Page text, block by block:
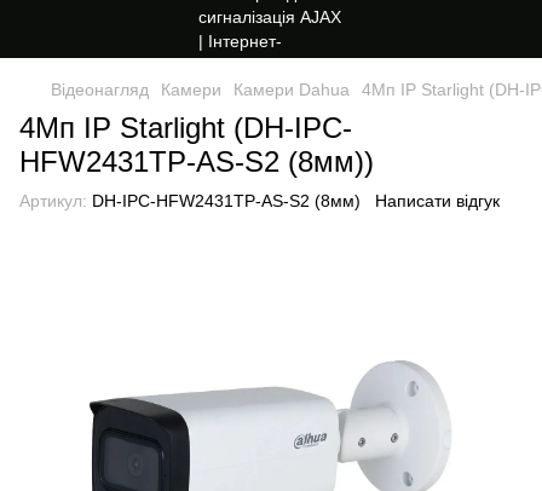
Відеонагляд Камери Камери Dahua 4Mп IP Starlight (DH-
4Mп IP Starlight (DH-IPC-
HFW2431TP-AS-S2 (8мм))
Артикул: DH-IPC-HFW2431TP-AS-S2 (8мм) Написати відгук